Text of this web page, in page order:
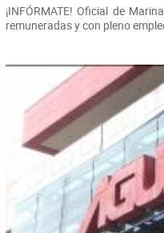
¡INFÓRMATE! Oficial de
remuneradas y con pleno